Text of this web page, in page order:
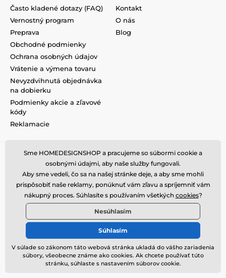
Často kladené dotazy (FAQ)
Vernostný program
Preprava
Obchodné podmienky
Ochrana osobných údajov
Vrátenie a výmena tovaru
Nevyzdvihnutá objednávka
na dobierku
Podmienky akcie a zľavové
kódy
Reklamacie
Kontakt
O nás
Blog
© 2026 www.homedesignshop.sk ⦁ E-shop vytvorilaSIMPLIA.cz
Sme HOMEDESIGNSHOP a pracujeme so súbormi cookie a
osobnými údajmi, aby naše služby fungovali.
Aby sme vedeli, čo sa na našej stránke deje, a aby sme mohli
prispôsobiť naše reklamy, ponúknuť vám zľavu a spríjemniť vám
nákupný proces. Súhlasíte s používaním všetkých cookies?
Nesúhlasím
Súhlasím
V súlade so zákonom táto webová stránka ukladá do vášho zariadenia
súbory, všeobecne známe ako cookies. Ak chcete používať túto
stránku, súhlaste s nastavením súborov cookie.